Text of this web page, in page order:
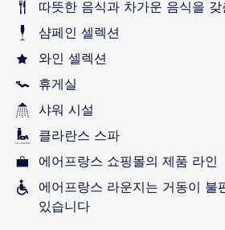
따뜻한 음식과 차가운 음식을 갖
샴페인 셀렉션
와인 셀렉션
휴게실
샤워 시설
클라란스 스파
에어프랑스 쇼핑몰의 제품 라인
에어프랑스 라운지는 거동이 불
있습니다